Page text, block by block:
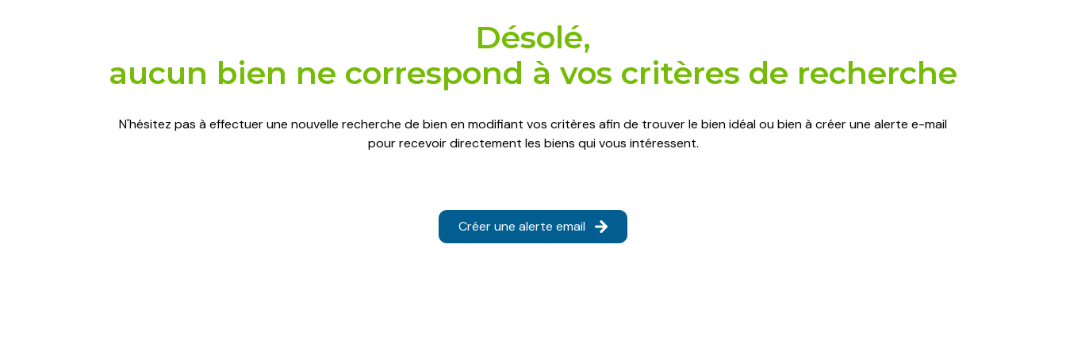
désolé,
aucun bien ne correspond à vos critères de recherche
N'hésitez pas à effectuer une nouvelle recherche de bien en modifiant vos critères afin de trouver le bien idéal ou bien à créer une alerte e-mail
pour recevoir directement les biens qui vous intéressent.
Créer une alerte email